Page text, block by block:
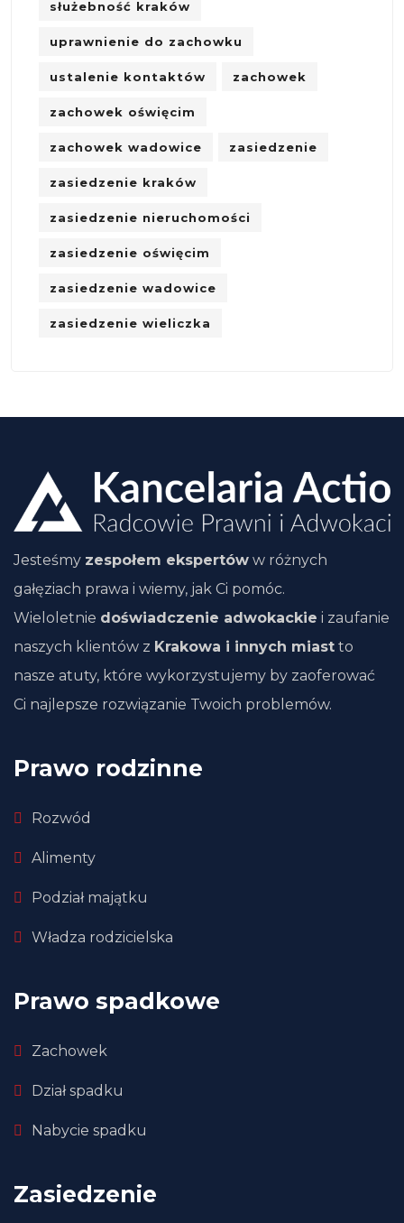
służebność kraków
uprawnienie do zachowku
ustalenie kontaktów zachowek
zachowek oświęcim
zachowek wadowice zasiedzenie
zasiedzenie kraków
zasiedzenie nieruchomości
zasiedzenie oświęcim
zasiedzenie wadowice
zasiedzenie wieliczka
Jesteśmy zespołem ekspertów w różnych
gałęziach prawa i wiemy, jak Ci pomóc.
Wieloletnie doświadczenie adwokackie i zaufanie
naszych klientów z Krakowa i innych miast to
nasze atuty, które wykorzystujemy by zaoferować
Ci najlepsze rozwiązanie Twoich problemów.
Prawo rodzinne
Rozwód
Alimenty
Podział majątku
Władza rodzicielska
Prawo spadkowe
Zachowek
Dział spadku
Nabycie spadku
Zasiedzenie